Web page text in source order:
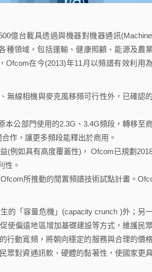
億台載具透過與機器對機器通訊
種領域，包括運輸、健康照顧、能源及農業
在今(2013)年11月以頻譜有效利用
線相機與麥克風移頻可行性外，已確認
本公部門使用的2.3G、3.4G頻段，轉移至
作，讓更多頻段能釋出於商用。
(例如具有高度覆蓋性)， Ofcom已規劃
性。
所推動的閒置頻譜技術試點計畫。
「容量危機」(capacity crunch )外；另
使偏遠地區增加基礎建設等方式，維護民
行動寬頻，將朝向穩定的服務與合理的價
眾對資通訊軟、硬體的黏著性，使國家更